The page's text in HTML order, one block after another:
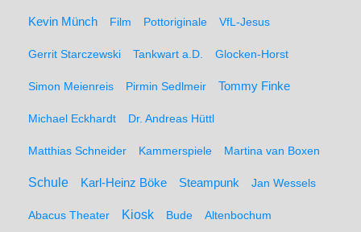
Kevin Münch Film Pottoriginale VfL-Jesus
Gerrit Starczewski Tankwart a.D. Glocken-Horst
Simon Meienreis Pirmin Sedlmeir Tommy Finke
Michael Eckhardt Dr. Andreas Hüttl
Matthias Schneider Kammerspiele Martina van Boxen
Schule Karl-Heinz Böke Steampunk Jan Wessels
Abacus Theater Kiosk Bude Altenbochum